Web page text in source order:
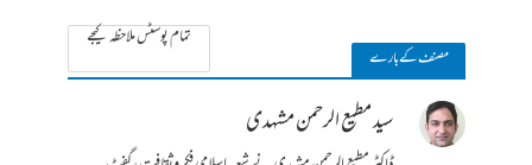
مصنف کے بارے
تمام پوسٹس ملاحظہ کیجے
سید مطیع الرحمن مشہدی